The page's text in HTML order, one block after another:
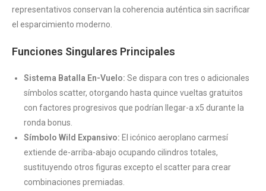
representativos conservan la coherencia auténtica sin sacrificar
el esparcimiento moderno.
Funciones Singulares Principales
Sistema Batalla En-Vuelo: Se dispara con tres o adicionales
símbolos scatter, otorgando hasta quince vueltas gratuitos
con factores progresivos que podrían llegar-a x5 durante la
ronda bonus.
Símbolo Wild Expansivo: El icónico aeroplano carmesí
extiende de-arriba-abajo ocupando cilindros totales,
sustituyendo otros figuras excepto el scatter para crear
combinaciones premiadas.